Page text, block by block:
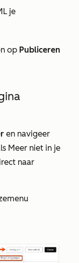
je
op Publiceren
en navigeer
Meer niet in je
naar